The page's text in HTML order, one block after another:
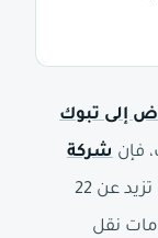
إلى تبوك
فإن شركة
هي وجهتك المثالية. مع خبرة تزيد عن 22
خدمات نقل